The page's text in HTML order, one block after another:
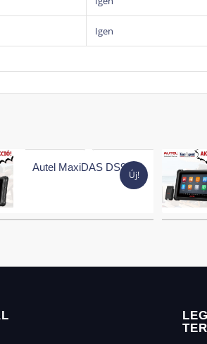
A nagyobb teljesítmény
többfeladatos működést
Főbb funkciók
✓ Aktív tesztek (beavatkozó
✓ ECU kódolás és adaptáció
✓ J2534 Pass-Thru
Igen
Új!
Autel MaxiDAS DS900